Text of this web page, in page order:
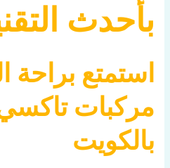
بأحدث
استمتع براحة
مركبات
بالكويت